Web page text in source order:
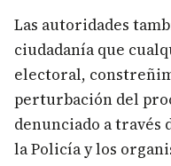
Las autoridades
ciudadanía que
electoral,
perturbación del
denunciado a través
la Policía y los